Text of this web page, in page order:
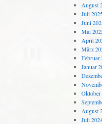
August
Juli
Juni
Mai
April
März
Februar
Januar
Oktober
August
Juli